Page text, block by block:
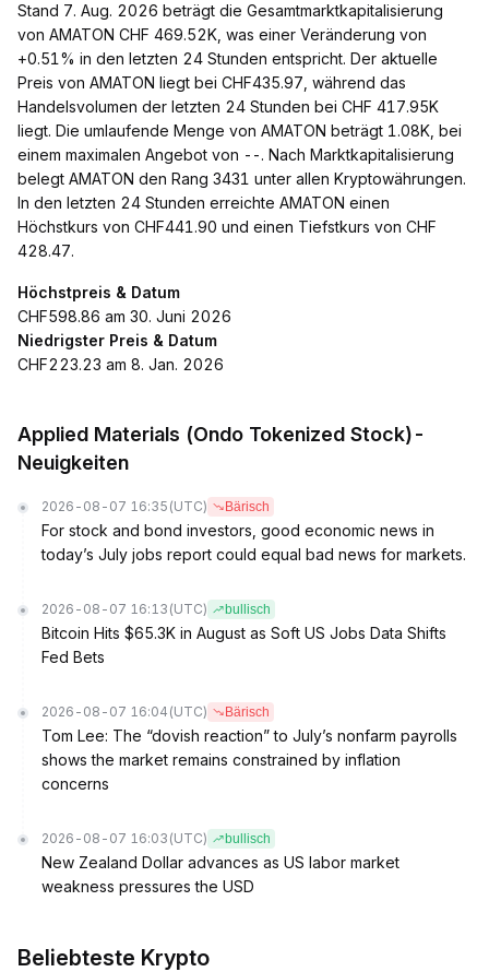
Stand 7. Aug. 2026 beträgt die Gesamtmarktkapitalisierung
von AMATON CHF 469.52K, was einer Veränderung von
+0.51% in den letzten 24 Stunden entspricht. Der aktuelle
Preis von AMATON liegt bei CHF435.97, während das
Handelsvolumen der letzten 24 Stunden bei CHF 417.95K
liegt. Die umlaufende Menge von AMATON beträgt 1.08K, bei
einem maximalen Angebot von --. Nach Marktkapitalisierung
belegt AMATON den Rang 3431 unter allen Kryptowährungen.
In den letzten 24 Stunden erreichte AMATON einen
Höchstkurs von CHF441.90 und einen Tiefstkurs von CHF
428.47.
Höchstpreis & Datum
CHF598.86 am 30. Juni 2026
Niedrigster Preis & Datum
CHF223.23 am 8. Jan. 2026
Applied Materials (Ondo Tokenized Stock)-
Neuigkeiten
2026-08-07 16:35 (UTC) Bärisch
For stock and bond investors, good economic news in
today’s July jobs report could equal bad news for markets.
2026-08-07 16:13 (UTC) bullisch
Bitcoin Hits $65.3K in August as Soft US Jobs Data Shifts
Fed Bets
2026-08-07 16:04 (UTC) Bärisch
Tom Lee: The “dovish reaction” to July’s nonfarm payrolls
shows the market remains constrained by inflation
concerns
2026-08-07 16:03 (UTC) bullisch
New Zealand Dollar advances as US labor market
weakness pressures the USD
Beliebteste Krypto